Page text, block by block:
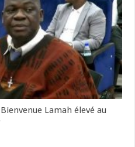
Lamah élevé au